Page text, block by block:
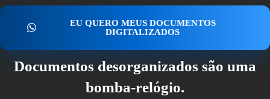
EU QUERO MEUS DOCUMENTOS
DIGITALIZADOS
Documentos desorganizados são uma
bomba-relógio.